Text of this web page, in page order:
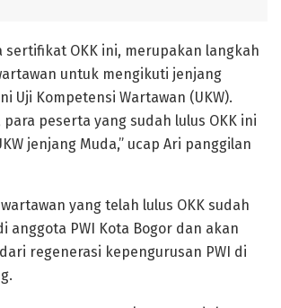
sertifikat OKK ini, merupakan langkah
untuk mengikuti jenjang
Uji Kompetensi Wartawan (UKW).
para peserta yang sudah lulus OKK ini
jenjang Muda,” ucap Ari panggilan
yang telah lulus OKK sudah
anggota PWI Kota Bogor dan akan
regenerasi kepengurusan PWI di